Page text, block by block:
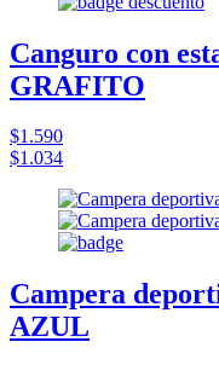
Canguro con
GRAFITO
$1.590
$1.034
Campera
AZUL